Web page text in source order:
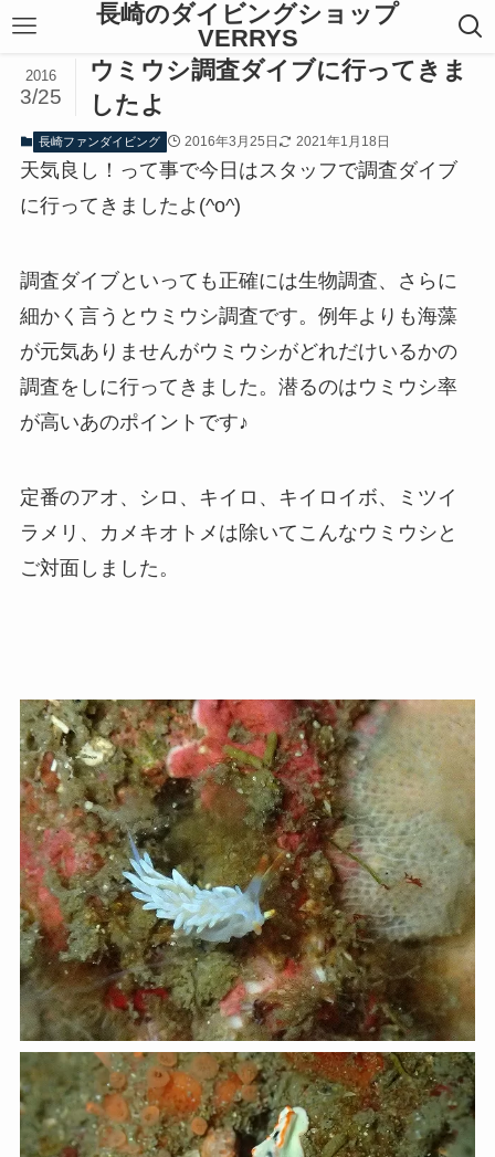
長崎のダイビングショップ
VERRYS
ウミウシ調査ダイブに行ってきま
したよ
2016
3/25
長崎ファンダイビング 2016年3月25日 2021年1月18日
天気良し！って事で今日はスタッフで調査ダイブ
に行ってきましたよ(^o^)
調査ダイブといっても正確には生物調査、さらに
細かく言うとウミウシ調査です。例年よりも海藻
が元気ありませんがウミウシがどれだけいるかの
調査をしに行ってきました。潜るのはウミウシ率
が高いあのポイントです♪
定番のアオ、シロ、キイロ、キイロイボ、ミツイ
ラメリ、カメキオトメは除いてこんなウミウシと
ご対面しました。